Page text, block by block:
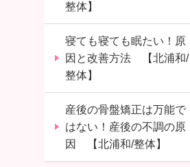
整体】
寝ても寝ても眠たい！原
因と改善方法 【北浦和/
整体】
産後の骨盤矯正は万能で
はない！産後の不調の原
因 【北浦和/整体】